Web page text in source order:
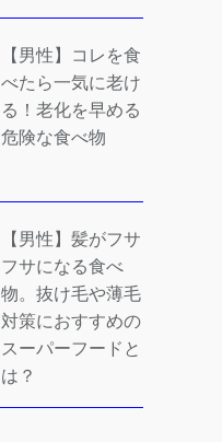
【男性】コレを食
べたら一気に老け
る！老化を早める
危険な食べ物
【男性】髪がフサ
フサになる食べ
物。抜け毛や薄毛
対策におすすめの
スーパーフードと
は？